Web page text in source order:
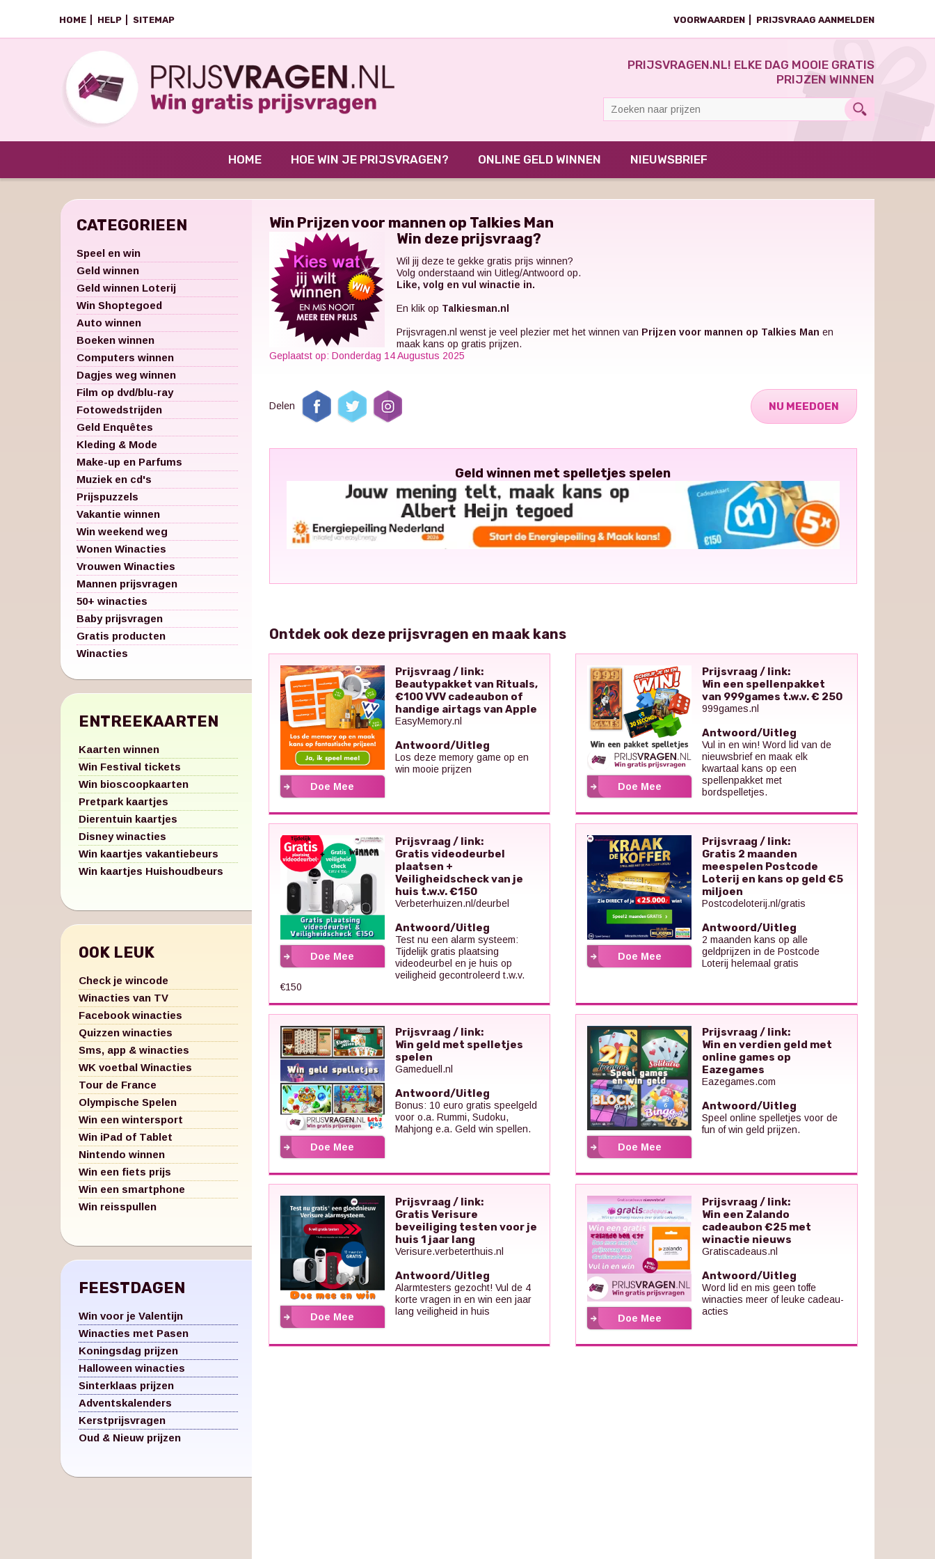
HOME HELP SITEMAP VOORWAARDEN PRIJSVRAAG AANMELDEN
PRIJSVRAGEN.NL! ELKE DAG MOOIE GRATIS
PRIJZEN WINNEN
HOME HOE WIN JE PRIJSVRAGEN? ONLINE GELD WINNEN NIEUWSBRIEF
CATEGORIEEN
Speel en win
Geld winnen
Geld winnen Loterij
Win Shoptegoed
Auto winnen
Boeken winnen
Computers winnen
Dagjes weg winnen
Film op dvd/blu-ray
Fotowedstrijden
Geld Enquêtes
Kleding & Mode
Make-up en Parfums
Muziek en cd's
Prijspuzzels
Vakantie winnen
Win weekend weg
Wonen Winacties
Vrouwen Winacties
Mannen prijsvragen
50+ winacties
Baby prijsvragen
Gratis producten
Winacties
ENTREEKAARTEN
Kaarten winnen
Win Festival tickets
Win bioscoopkaarten
Pretpark kaartjes
Dierentuin kaartjes
Disney winacties
Win kaartjes vakantiebeurs
Win kaartjes Huishoudbeurs
OOK LEUK
Check je wincode
Winacties van TV
Facebook winacties
Quizzen winacties
Sms, app & winacties
WK voetbal Winacties
Tour de France
Olympische Spelen
Win een wintersport
Win iPad of Tablet
Nintendo winnen
Win een fiets prijs
Win een smartphone
Win reisspullen
FEESTDAGEN
Win voor je Valentijn
Winacties met Pasen
Koningsdag prijzen
Halloween winacties
Sinterklaas prijzen
Adventskalenders
Kerstprijsvragen
Oud & Nieuw prijzen
Win Prijzen voor mannen op Talkies Man
Win deze prijsvraag?
Wil jij deze te gekke gratis prijs winnen?
Volg onderstaand win Uitleg/Antwoord op.
Like, volg en vul winactie in.
En klik op Talkiesman.nl
Prijsvragen.nl wenst je veel plezier met het winnen van Prijzen voor mannen op Talkies Man en
maak kans op gratis prijzen.
Geplaatst op: Donderdag 14 Augustus 2025
Delen NU MEEDOEN
Geld winnen met spelletjes spelen
Ontdek ook deze prijsvragen en maak kans
Doe Mee
Prijsvraag / link:
Beautypakket van Rituals,
€100 VVV cadeaubon of
handige airtags van Apple
EasyMemory.nl
Antwoord/Uitleg
Los deze memory game op en
win mooie prijzen
Doe Mee
Prijsvraag / link:
Win een spellenpakket
van 999games t.w.v. € 250
999games.nl
Antwoord/Uitleg
Vul in en win! Word lid van de
nieuwsbrief en maak elk
kwartaal kans op een
spellenpakket met
bordspelletjes.
Doe Mee
Prijsvraag / link:
Gratis videodeurbel
plaatsen +
Veiligheidscheck van je
huis t.w.v. €150
Verbeterhuizen.nl/deurbel
Antwoord/Uitleg
Test nu een alarm systeem:
Tijdelijk gratis plaatsing
videodeurbel en je huis op
veiligheid gecontroleerd t.w.v.
€150
Doe Mee
Prijsvraag / link:
Gratis 2 maanden
meespelen Postcode
Loterij en kans op geld €5
miljoen
Postcodeloterij.nl/gratis
Antwoord/Uitleg
2 maanden kans op alle
geldprijzen in de Postcode
Loterij helemaal gratis
Doe Mee
Prijsvraag / link:
Win geld met spelletjes
spelen
Gameduell.nl
Antwoord/Uitleg
Bonus: 10 euro gratis speelgeld
voor o.a. Rummi, Sudoku,
Mahjong e.a. Geld win spellen.
Doe Mee
Prijsvraag / link:
Win en verdien geld met
online games op
Eazegames
Eazegames.com
Antwoord/Uitleg
Speel online spelletjes voor de
fun of win geld prijzen.
Doe Mee
Prijsvraag / link:
Gratis Verisure
beveiliging testen voor je
huis 1 jaar lang
Verisure.verbeterthuis.nl
Antwoord/Uitleg
Alarmtesters gezocht! Vul de 4
korte vragen in en win een jaar
lang veiligheid in huis
Doe Mee
Prijsvraag / link:
Win een Zalando
cadeaubon €25 met
winactie nieuws
Gratiscadeaus.nl
Antwoord/Uitleg
Word lid en mis geen toffe
winacties meer of leuke cadeau-
acties